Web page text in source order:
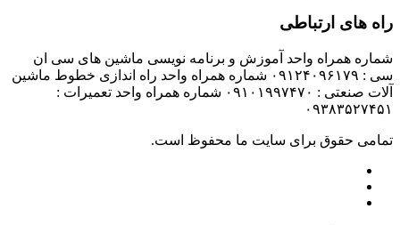
راه های ارتباطی
شماره همراه واحد آموزش و برنامه نویسی ماشین های سی ان
سی : ۰۹۱۲۴۰۹۶۱۷۹ شماره همراه واحد راه اندازی خطوط ماشین
آلات صنعتی : ۰۹۱۰۱۹۹۷۴۷۰ شماره همراه واحد تعمیرات :
۰۹۳۸۳۵۲۷۴۵۱
تمامی حقوق برای سایت ما محفوظ است.